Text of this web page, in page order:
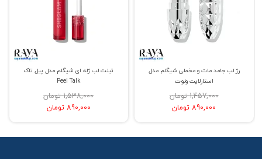
تینت لب ژله ای شیگلم مدل پیل تاک
Peel Talk
1,538,000 تومان
890,000 تومان
رژ لب جامد مات و مخملی شیگلم مدل
استارلایت ولوت
1,457,000 تومان
890,000 تومان